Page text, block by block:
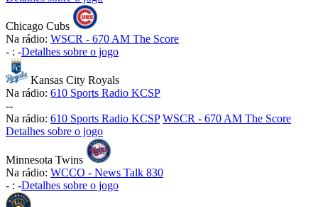
Chicago Cubs
Na rádio: WSCR - 670 AM The Score
- : -Detalhes sobre o jogo
Kansas City Royals
Na rádio: 610 Sports Radio KCSP
--
Na rádio: 610 Sports Radio KCSP WSCR - 670 AM The Score
Detalhes sobre o jogo
Minnesota Twins
Na rádio: WCCO - News Talk 830
- : -Detalhes sobre o jogo